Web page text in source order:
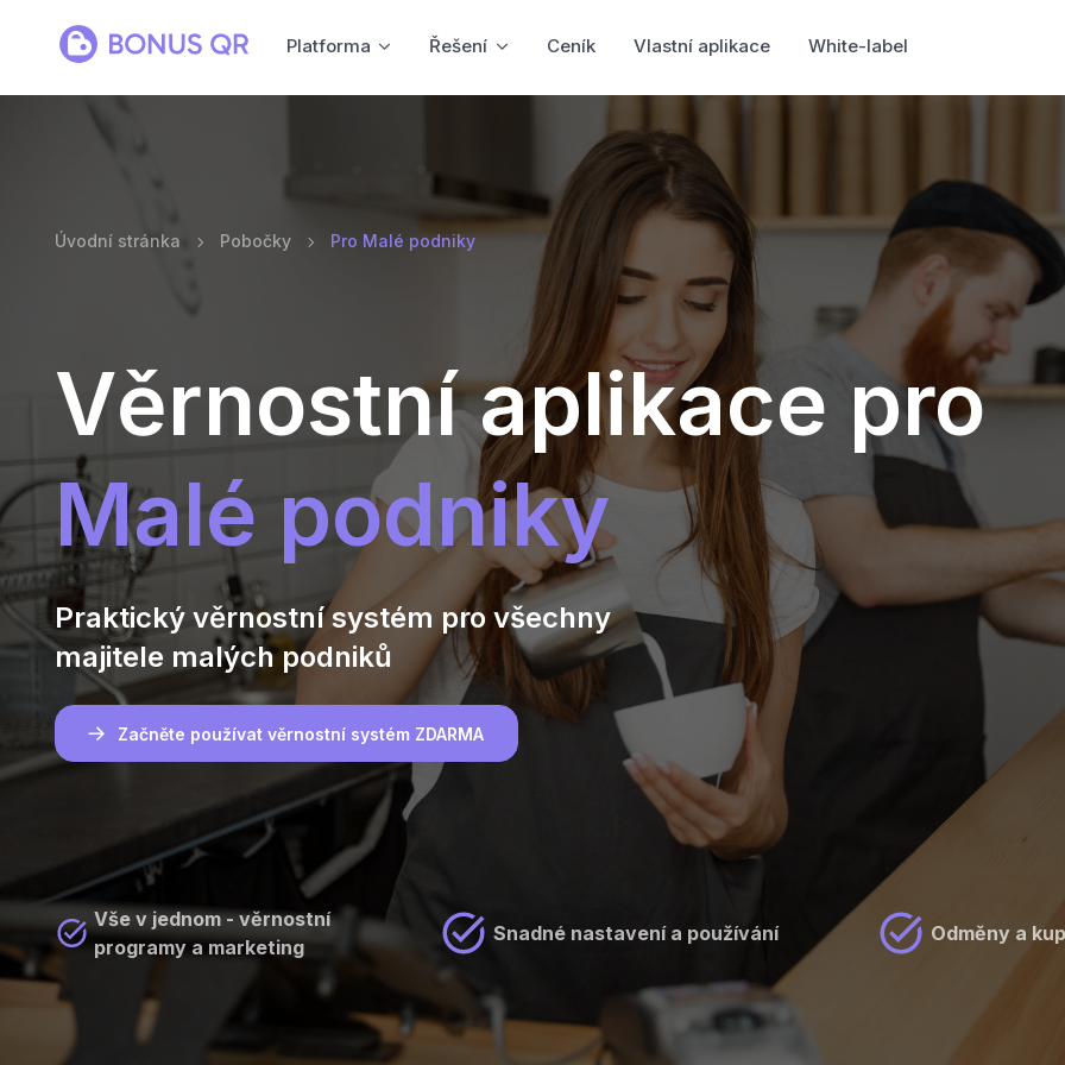
Platforma Řešení Ceník Vlastní aplikace White-label
Úvodní stránka Pobočky Pro Malé podniky
Věrnostní aplikace pro
Malé podniky
Praktický věrnostní systém pro všechny
majitele malých podniků
Začněte používat věrnostní systém ZDARMA
Vše v jednom - věrnostní
programy a marketing
Snadné nastavení a používání Odměny a